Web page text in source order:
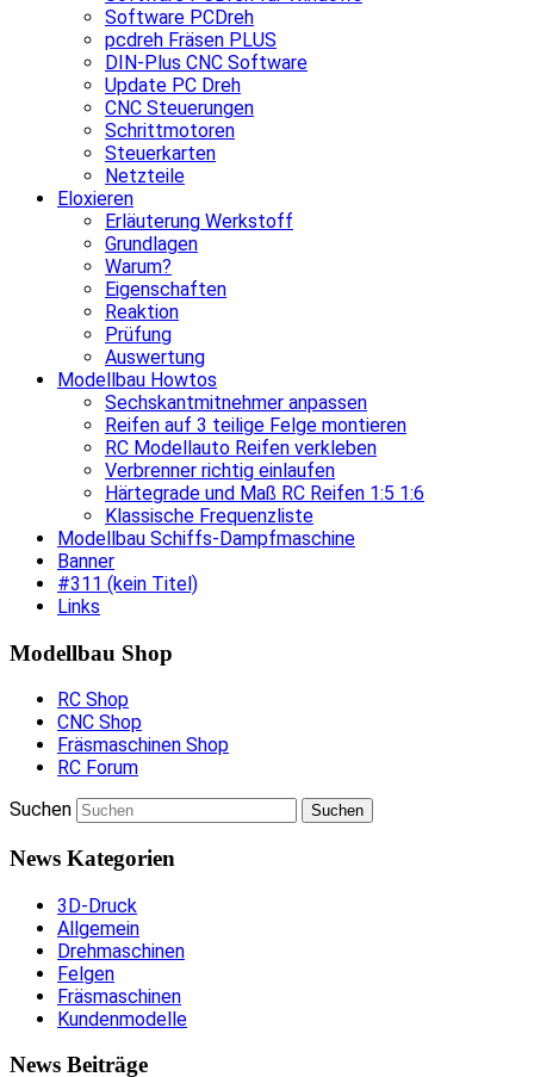
Software PCDreh
pcdreh Fräsen PLUS
DIN-Plus CNC Software
Update PC Dreh
CNC Steuerungen
Schrittmotoren
Steuerkarten
Netzteile
Eloxieren
Erläuterung Werkstoff
Grundlagen
Warum?
Eigenschaften
Reaktion
Prüfung
Auswertung
Modellbau Howtos
Sechskantmitnehmer anpassen
Reifen auf 3 teilige Felge montieren
RC Modellauto Reifen verkleben
Verbrenner richtig einlaufen
Härtegrade und Maß RC Reifen 1:5 1:6
Klassische Frequenzliste
Modellbau Schiffs-Dampfmaschine
Banner
#311 (kein Titel)
Links
Modellbau Shop
RC Shop
CNC Shop
Fräsmaschinen Shop
RC Forum
Suchen
News Kategorien
3D-Druck
Allgemein
Drehmaschinen
Felgen
Fräsmaschinen
Kundenmodelle
News Beiträge